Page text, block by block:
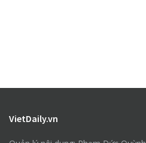
VietDaily.vn